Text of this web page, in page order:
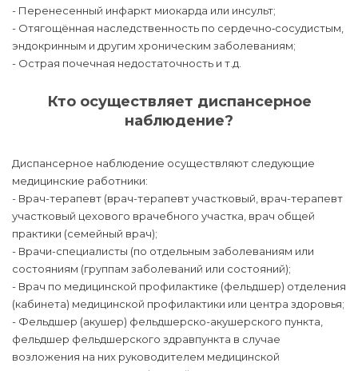
- Перенесенный инфаркт миокарда или инсульт;
- Отягощённая наследственность по сердечно‑сосудистым,
эндокринным и другим хроническим заболеваниям;
- Острая почечная недостаточность и т.д.
Кто осуществляет диспансерное
наблюдение?
Диспансерное наблюдение осуществляют следующие
медицинские работники:
- Врач-терапевт (врач-терапевт участковый, врач-терапевт
участковый цехового врачебного участка, врач общей
практики (семейный врач);
- Врачи-специалисты (по отдельным заболеваниям или
состояниям (группам заболеваний или состояний);
- Врач по медицинской профилактике (фельдшер) отделения
(кабинета) медицинской профилактики или центра здоровья;
- Фельдшер (акушер) фельдшерско-акушерского пункта,
фельдшер фельдшерского здравпункта в случае
возложения на них руководителем медицинской